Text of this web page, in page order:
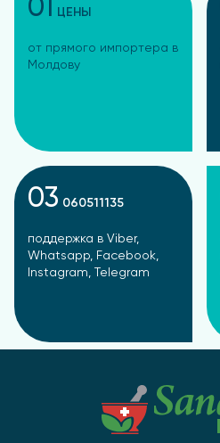
01 ЦЕНЫ
от прямого импортера в
Молдову
03 060511135
поддержка в Viber,
Whatsapp, Facebook,
Instagram, Telegram